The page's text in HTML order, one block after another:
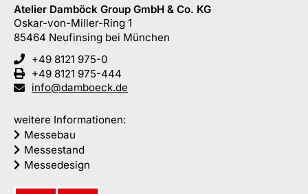
Atelier Damböck Group GmbH & Co. KG
Oskar-von-Miller-Ring 1
85464 Neufinsing bei München
+49 8121 975-0
+49 8121 975-444
info@damboeck.de
weitere Informationen:
Messebau
Messestand
Messedesign